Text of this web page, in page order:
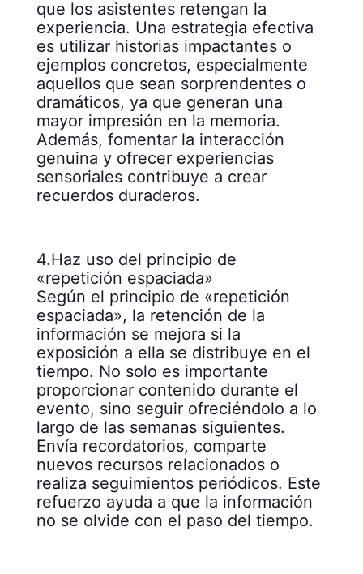
que los asistentes retengan la
experiencia. Una estrategia efectiva
es utilizar historias impactantes o
ejemplos concretos, especialmente
aquellos que sean sorprendentes o
dramáticos, ya que generan una
mayor impresión en la memoria.
Además, fomentar la interacción
genuina y ofrecer experiencias
sensoriales contribuye a crear
recuerdos duraderos.
4.Haz uso del principio de
«repetición espaciada»
Según el principio de «repetición
espaciada», la retención de la
información se mejora si la
exposición a ella se distribuye en el
tiempo. No solo es importante
proporcionar contenido durante el
evento, sino seguir ofreciéndolo a lo
largo de las semanas siguientes.
Envía recordatorios, comparte
nuevos recursos relacionados o
realiza seguimientos periódicos. Este
refuerzo ayuda a que la información
no se olvide con el paso del tiempo.